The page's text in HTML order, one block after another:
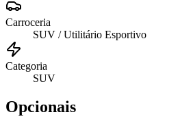
Carroceria
SUV / Utilitário Esportivo
Categoria
SUV
Opcionais